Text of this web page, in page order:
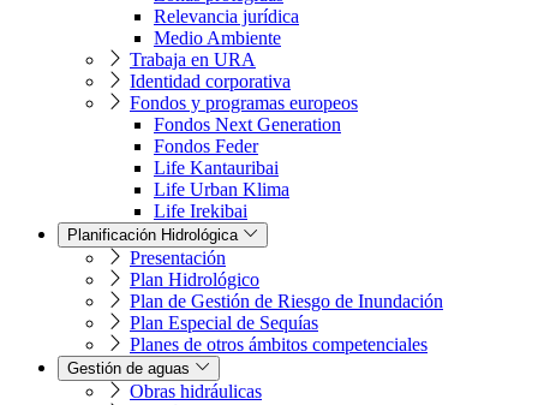
Relevancia jurídica
Medio Ambiente
Trabaja en URA
Identidad corporativa
Fondos y programas europeos
Fondos Next Generation
Fondos Feder
Life Kantauribai
Life Urban Klima
Life Irekibai
Planificación Hidrológica
Presentación
Plan Hidrológico
Plan de Gestión de Riesgo de Inundación
Plan Especial de Sequías
Planes de otros ámbitos competenciales
Gestión de aguas
Obras hidráulicas